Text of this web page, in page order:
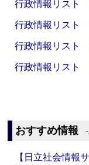
行政情報リスト
行政情報リスト
行政情報リスト
行政情報リスト
おすすめ情報
【日立社会情報